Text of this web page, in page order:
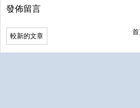
發佈留言
較新的文章